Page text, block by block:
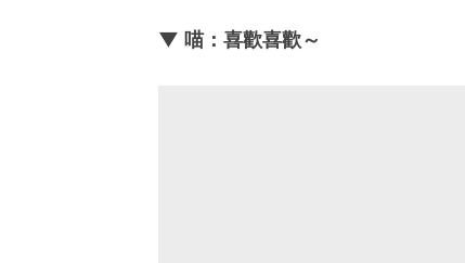
▼ 喵：喜歡喜歡～